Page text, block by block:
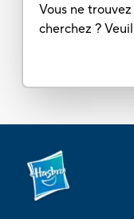
Vous ne
cherchez ?